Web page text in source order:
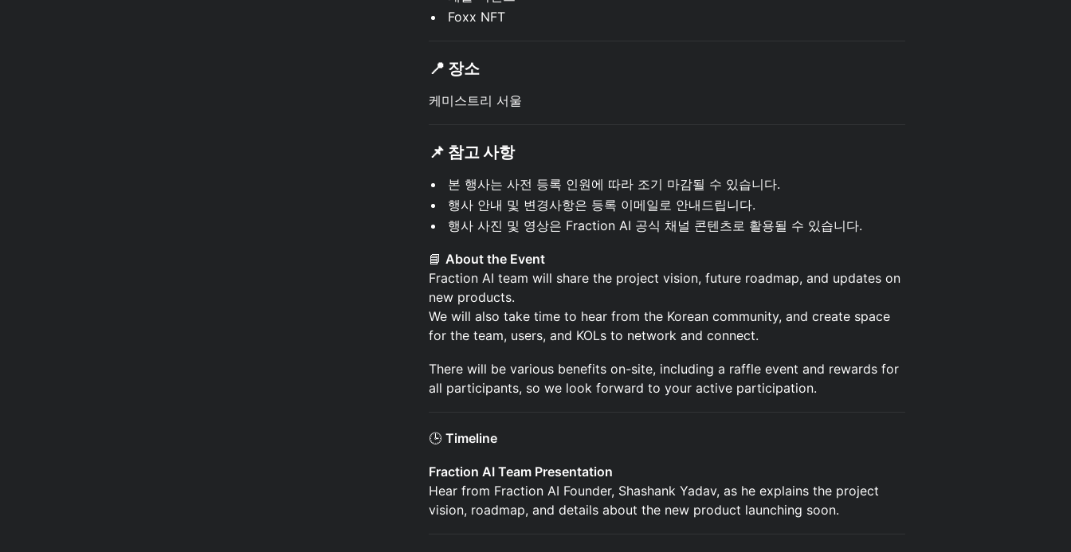
Foxx NFT
📍 장소
케미스트리 서울
📌 참고 사항
본 행사는 사전 등록 인원에 따라 조기 마감될 수 있습니다.
행사 안내 및 변경사항은 등록 이메일로 안내드립니다.
행사 사진 및 영상은 Fraction AI 공식 채널 콘텐츠로 활용될 수 있습니다.
📘 About the Event
Fraction AI team will share the project vision, future roadmap, and updates on
new products.
We will also take time to hear from the Korean community, and create space
for the team, users, and KOLs to network and connect.
There will be various benefits on-site, including a raffle event and rewards for
all participants, so we look forward to your active participation.
🕒 Timeline
Fraction AI Team Presentation
Hear from Fraction AI Founder, Shashank Yadav, as he explains the project
vision, roadmap, and details about the new product launching soon.